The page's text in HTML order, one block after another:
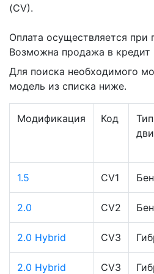
(CV).
Оплата осуществляется при
Возможна продажа в кредит
Для поиска необходимого
модель из списка ниже.
Модификация Код
Тип
1.5 CV1
2.0 CV2
2.0 Hybrid CV3
2.0 Hybrid
CV3